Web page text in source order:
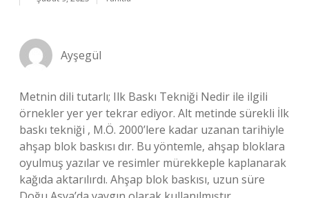
Ayşegül
Metnin dili tutarlı; Ilk Baskı Tekniği Nedir ile ilgili
örnekler yer yer tekrar ediyor. Alt metinde sürekli İlk
baskı tekniği , M.Ö. 2000’lere kadar uzanan tarihiyle
ahşap blok baskısı dır. Bu yöntemle, ahşap bloklara
oyulmuş yazılar ve resimler mürekkeple kaplanarak
kağıda aktarılırdı. Ahşap blok baskısı, uzun süre